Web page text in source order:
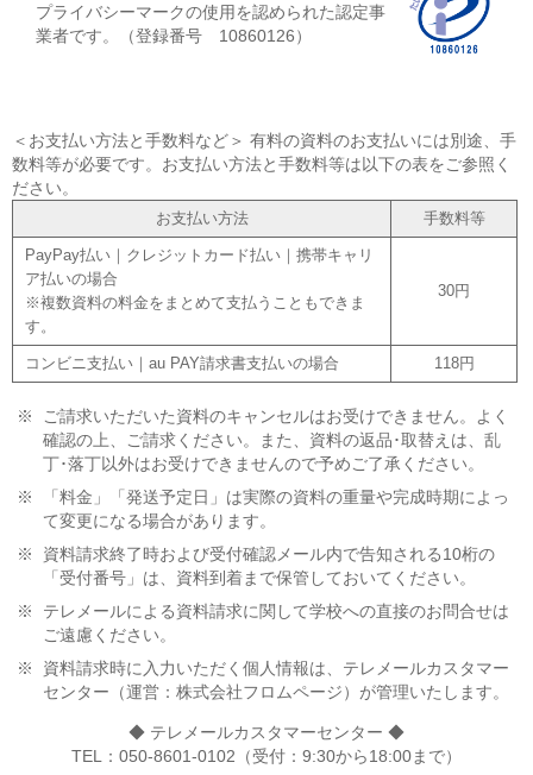
プライバシーマークの使用を認められた認定事
業者です。（登録番号 10860126）
＜お支払い方法と手数料など＞ 有料の資料のお支払いには別途、手
数料等が必要です。お支払い方法と手数料等は以下の表をご参照く
ださい。
お支払い方法 手数料等
PayPay払い｜クレジットカード払い｜携帯キャリ
ア払いの場合
※複数資料の料金をまとめて支払うこともできま
す。
30円
コンビニ支払い｜au PAY請求書支払いの場合 118円
※
ご請求いただいた資料のキャンセルはお受けできません。よく
確認の上、ご請求ください。また、資料の返品･取替えは、乱
丁･落丁以外はお受けできませんので予めご了承ください。
※
「料金」「発送予定日」は実際の資料の重量や完成時期によっ
て変更になる場合があります。
※
資料請求終了時および受付確認メール内で告知される10桁の
「受付番号」は、資料到着まで保管しておいてください。
※
テレメールによる資料請求に関して学校への直接のお問合せは
ご遠慮ください。
※
資料請求時に入力いただく個人情報は、テレメールカスタマー
センター（運営：株式会社フロムページ）が管理いたします。
◆ テレメールカスタマーセンター ◆
TEL：050-8601-0102（受付：9:30から18:00まで）